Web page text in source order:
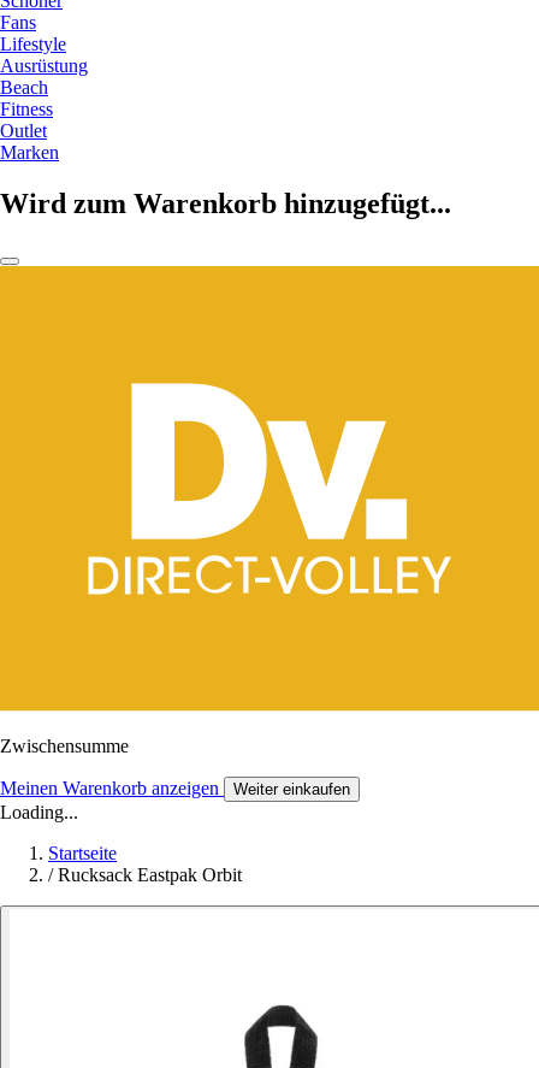
Fans
Lifestyle
Ausrüstung
Beach
Fitness
Outlet
Marken
Wird zum Warenkorb hinzugefügt...
Zwischensumme
Meinen Warenkorb anzeigen Weiter einkaufen
Loading...
Startseite
/ Rucksack Eastpak Orbit